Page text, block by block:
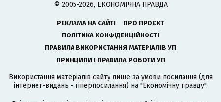
© 2005-2026, ЕКОНОМІЧНА ПРАВДА
РЕКЛАМА НА САЙТІ
ПРО ПРОЄКТ
ПОЛІТИКА КОНФІДЕНЦІЙНОСТІ
ПРАВИЛА ВИКОРИСТАННЯ МАТЕРІАЛІВ УП
ПРИНЦИПИ І ПРАВИЛА РОБОТИ УП
Використання матеріалів сайту лише за умови посилання (для
інтернет-видань - гіперпосилання) на "Економічну правду".